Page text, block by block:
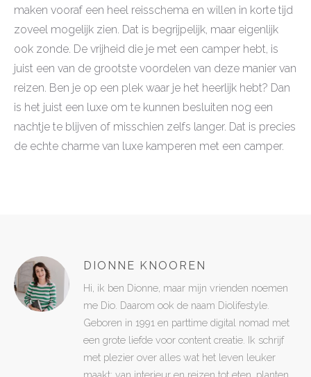
maken vooraf een heel reisschema en willen in korte tijd
zoveel mogelijk zien. Dat is begrijpelijk, maar eigenlijk
ook zonde. De vrijheid die je met een camper hebt, is
juist een van de grootste voordelen van deze manier van
reizen. Ben je op een plek waar je het heerlijk hebt? Dan
is het juist een luxe om te kunnen besluiten nog een
nachtje te blijven of misschien zelfs langer. Dat is precies
de echte charme van luxe kamperen met een camper.
DIONNE KNOOREN
Hi, ik ben Dionne, maar mijn vrienden noemen
me Dio. Daarom ook de naam Diolifestyle.
Geboren in 1991 en parttime digital nomad met
een grote liefde voor content creatie. Ik schrijf
met plezier over alles wat het leven leuker
maakt: van interieur en reizen tot eten, planten,